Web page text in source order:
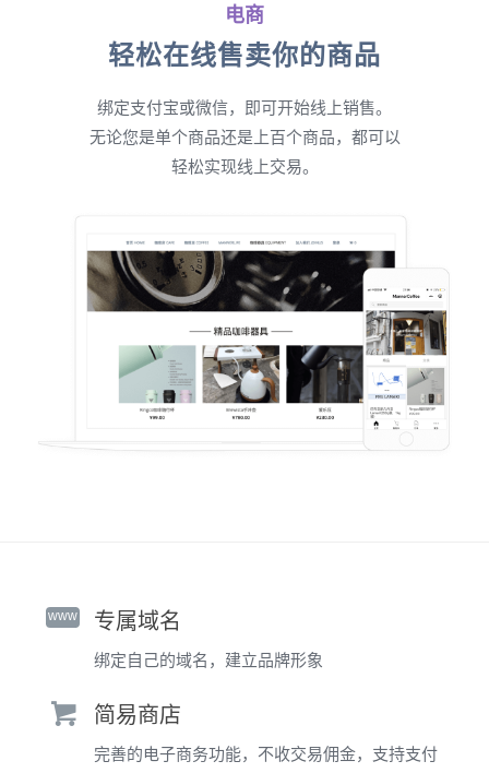
电商
轻松在线售卖你的商品
绑定支付宝或微信，即可开始线上销售。
无论您是单个商品还是上百个商品，都可以
轻松实现线上交易。
www 专属域名
绑定自己的域名，建立品牌形象
简易商店
完善的电子商务功能，不收交易佣金，支持支付